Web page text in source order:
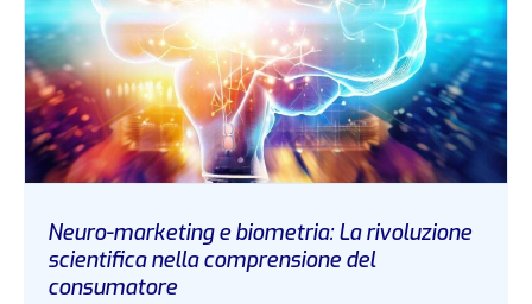
Neuro-marketing e biometria: La rivoluzione
scientifica nella comprensione del
consumatore